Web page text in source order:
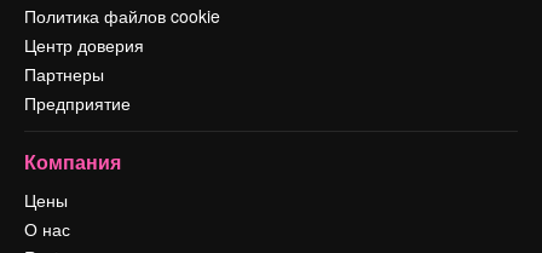
Политика файлов cookie
Центр доверия
Партнеры
Предприятие
Компания
Цены
О нас